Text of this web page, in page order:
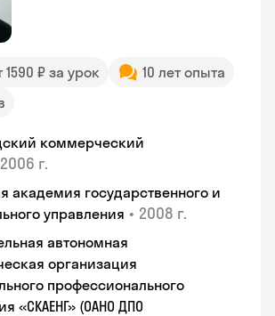
1590 ₽ за урок
10 лет опыта
коммерческий
2006 г.
академия государственного и
управления • 2008 г.
автономная
организация
профессионального
«СКАЕНГ» (ОАНО ДПО